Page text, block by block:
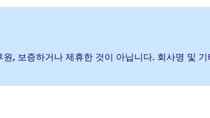
, 보증하거나 제휴한 것이 아닙니다. 회사명 및